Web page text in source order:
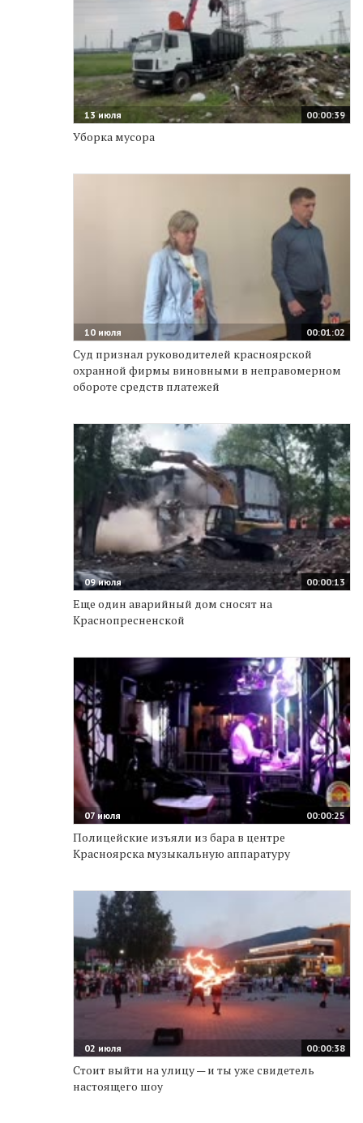
00:00:39
13 июля
Уборка мусора
00:01:02
10 июля
Суд признал руководителей красноярской
охранной фирмы виновными в неправомерном
обороте средств платежей
00:00:13
09 июля
Еще один аварийный дом сносят на
Краснопресненской
00:00:25
07 июля
Полицейские изъяли из бара в центре
Красноярска музыкальную аппаратуру
00:00:38
02 июля
Стоит выйти на улицу — и ты уже свидетель
настоящего шоу